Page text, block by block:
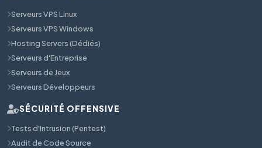
Serveurs VPS Linux
Serveurs VPS Windows
Hosting Servers (Dédiés)
Serveurs d'Entreprise
Serveurs de Jeux
Serveurs Développeurs
SÉCURITÉ OFFENSIVE
Tests d'Intrusion (Pentest)
Audit de Code Source